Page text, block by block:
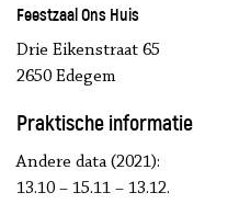
Feestzaal Ons Huis
Drie Eikenstraat 65
2650 Edegem
Praktische informatie
Andere data (2021):
13.10 – 15.11 – 13.12.